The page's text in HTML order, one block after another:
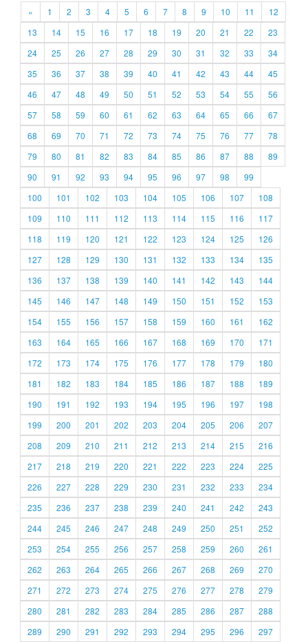
« 1 2 3 4 5 6 7 8 9 10 11
12
13
14 15 16 17 18 19 20 21 22
23
24
25 26 27 28 29 30 31 32 33
34
35
36 37 38 39 40 41 42 43 44
45
46
47 48 49 50 51 52 53 54 55
56
57
58 59 60 61 62 63 64 65 66
67
68
69 70 71 72 73 74 75 76 77
78
79
80 81 82 83 84 85 86 87 88
89
90
91 92 93 94 95 96 97 98
99
100
101 102 103 104 105 106 107
108
109
110 111 112 113 114 115 116
117
118
119 120 121 122 123 124 125
126
127
128 129 130 131 132 133 134
135
136
137 138 139 140 141 142 143
144
145
146 147 148 149 150 151 152
153
154
155 156 157 158 159 160 161
162
163
164 165 166 167 168 169 170
171
172
173 174 175 176 177 178 179
180
181
182 183 184 185 186 187 188
189
190
191 192 193 194 195 196 197
198
199
200 201 202 203 204 205 206
207
208
209 210 211 212 213 214 215
216
217
218 219 220 221 222 223 224
225
226
227 228 229 230 231 232 233
234
235
236 237 238 239 240 241 242
243
244
245 246 247 248 249 250 251
252
253
254 255 256 257 258 259 260
261
262
263 264 265 266 267 268 269
270
271
272 273 274 275 276 277 278
279
280
281 282 283 284 285 286 287
288
289
290 291 292 293 294 295 296 297